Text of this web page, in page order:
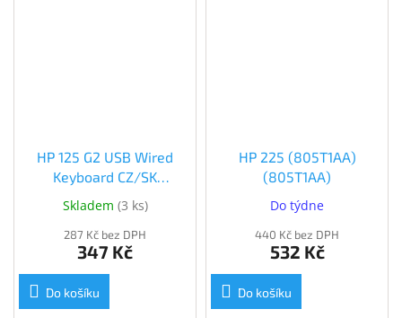
HP 125 G2 USB Wired
Keyboard CZ/SK
(AY2Y7AA) (AY2Y7AA)
Skladem (3 ks)
287 Kč bez DPH
347 Kč
Do košíku
HP 225 (805T1AA)
(805T1AA)
Do týdne
440 Kč bez DPH
532 Kč
Do košíku